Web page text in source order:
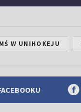
W UNIHOKEJU